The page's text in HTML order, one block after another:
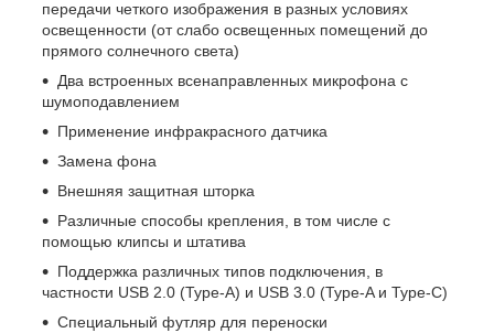
передачи четкого изображения в разных условиях
освещенности (от слабо освещенных помещений до
прямого солнечного света)
Два встроенных всенаправленных микрофона с
шумоподавлением
Применение инфракрасного датчика
Замена фона
Внешняя защитная шторка
Различные способы крепления, в том числе с
помощью клипсы и штатива
Поддержка различных типов подключения, в
частности USB 2.0 (Type-A) и USB 3.0 (Type-A и Type-C)
Специальный футляр для переноски